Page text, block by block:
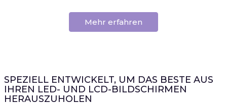
Mehr erfahren
SPEZIELL ENTWICKELT, UM DAS BESTE AUS
IHREN LED- UND LCD-BILDSCHIRMEN
HERAUSZUHOLEN